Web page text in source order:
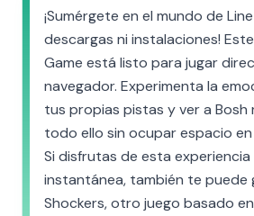
¡Sumérgete en el mundo de
descargas ni instalaciones!
Game está listo para jugar
navegador. Experimenta la
tus propias pistas y ver a Bosh
todo ello sin ocupar espacio
Si disfrutas de esta experiencia
instantánea, también te puede
Shockers, otro juego basado